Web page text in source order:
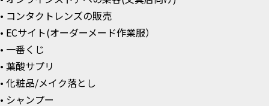
• コンタクトレンズの販売
• ECサイト(オーダーメード作業服）
• 一番くじ
• 葉酸サプリ
• 化粧品/メイク落とし
• シャンプー